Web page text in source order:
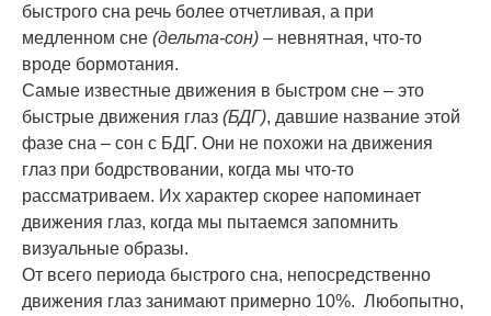
быстрого сна речь более отчетливая, а при
медленном сне (дельта-сон) – невнятная, что-то
вроде бормотания.
Самые известные движения в быстром сне – это
быстрые движения глаз (БДГ), давшие название этой
фазе сна – сон с БДГ. Они не похожи на движения
глаз при бодрствовании, когда мы что-то
рассматриваем. Их характер скорее напоминает
движения глаз, когда мы пытаемся запомнить
визуальные образы.
От всего периода быстрого сна, непосредственно
движения глаз занимают примерно 10%. Любопытно,